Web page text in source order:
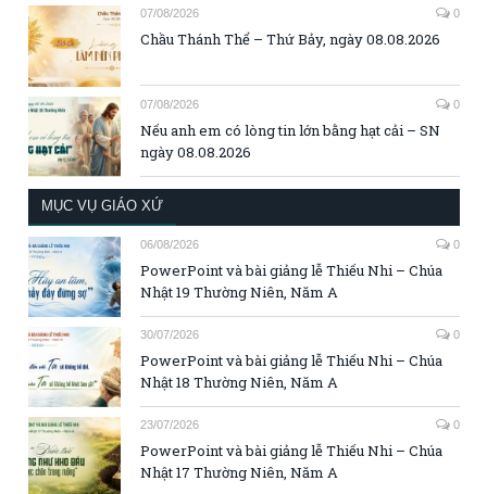
07/08/2026 0
Chầu Thánh Thể – Thứ Bảy, ngày 08.08.2026
07/08/2026 0
Nếu anh em có lòng tin lớn bằng hạt cải – SN
ngày 08.08.2026
MỤC VỤ GIÁO XỨ
06/08/2026 0
PowerPoint và bài giảng lễ Thiếu Nhi – Chúa
Nhật 19 Thường Niên, Năm A
30/07/2026 0
PowerPoint và bài giảng lễ Thiếu Nhi – Chúa
Nhật 18 Thường Niên, Năm A
23/07/2026 0
PowerPoint và bài giảng lễ Thiếu Nhi – Chúa
Nhật 17 Thường Niên, Năm A